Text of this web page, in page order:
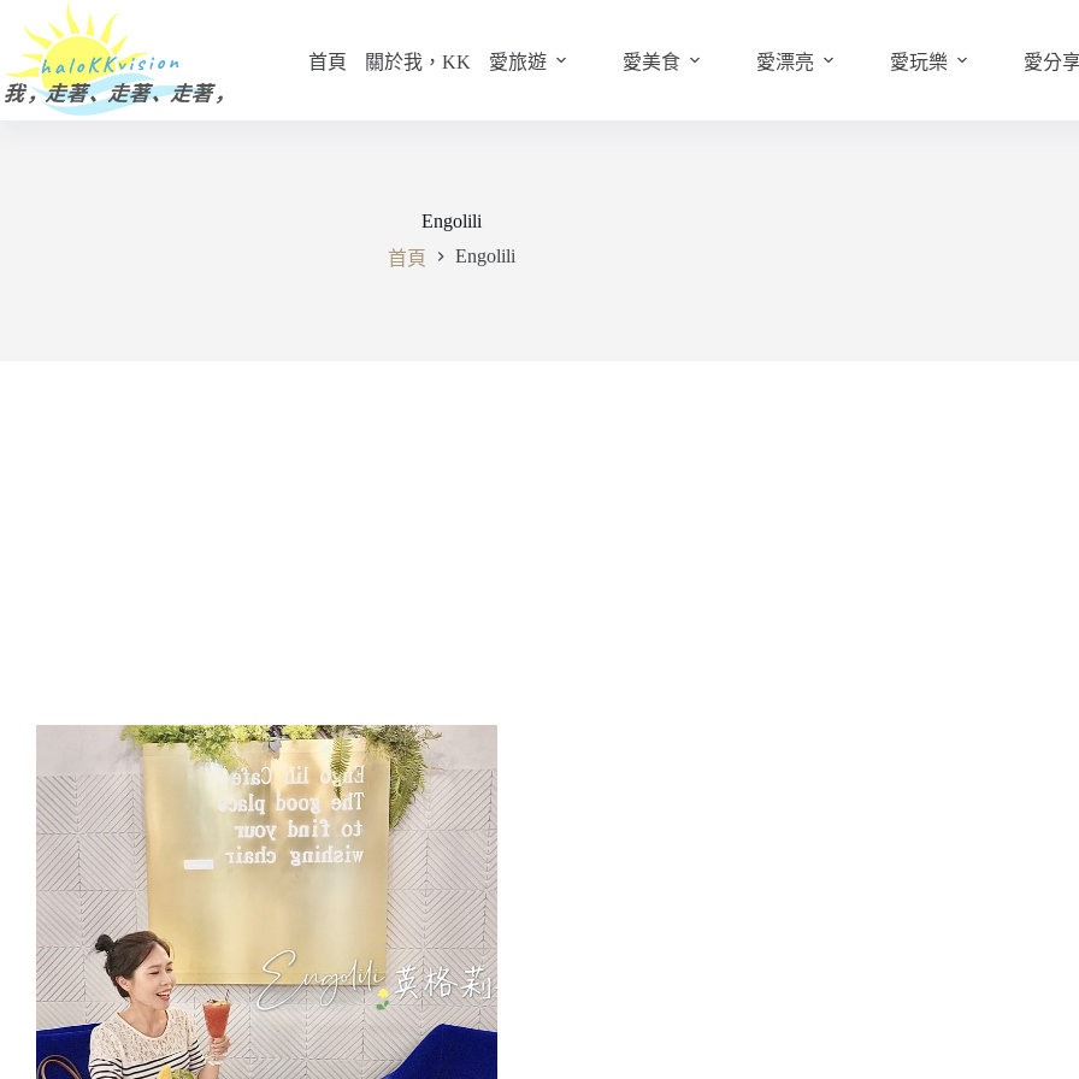
主
要
首頁 關於我，KK 愛旅遊 愛美食 愛漂亮 愛玩樂 愛分
Engolili
首頁
Engolili